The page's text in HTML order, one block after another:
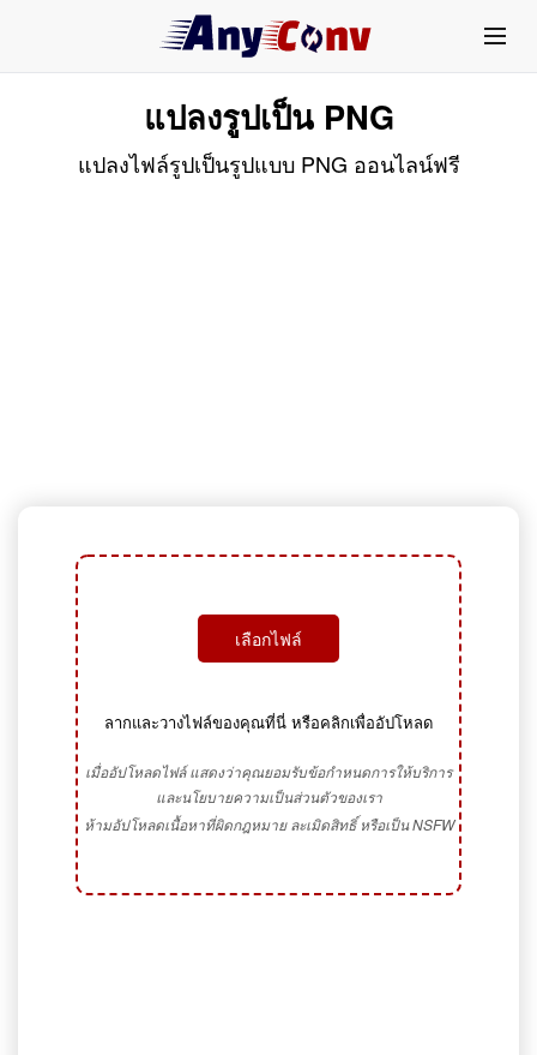
แปลงรูปเป็น PNG
แปลงไฟล์รูปเป็นรูปแบบ PNG ออนไลน์ฟรี
เลือกไฟล์
ลากและวางไฟล์ของคุณที่นี่ หรือคลิกเพื่ออัปโหลด
เมื่ออัปโหลดไฟล์ แสดงว่าคุณยอมรับข้อกำหนดการให้บริการ
และนโยบายความเป็นส่วนตัวของเรา
ห้ามอัปโหลดเนื้อหาที่ผิดกฎหมาย ละเมิดสิทธิ์ หรือเป็น NSFW